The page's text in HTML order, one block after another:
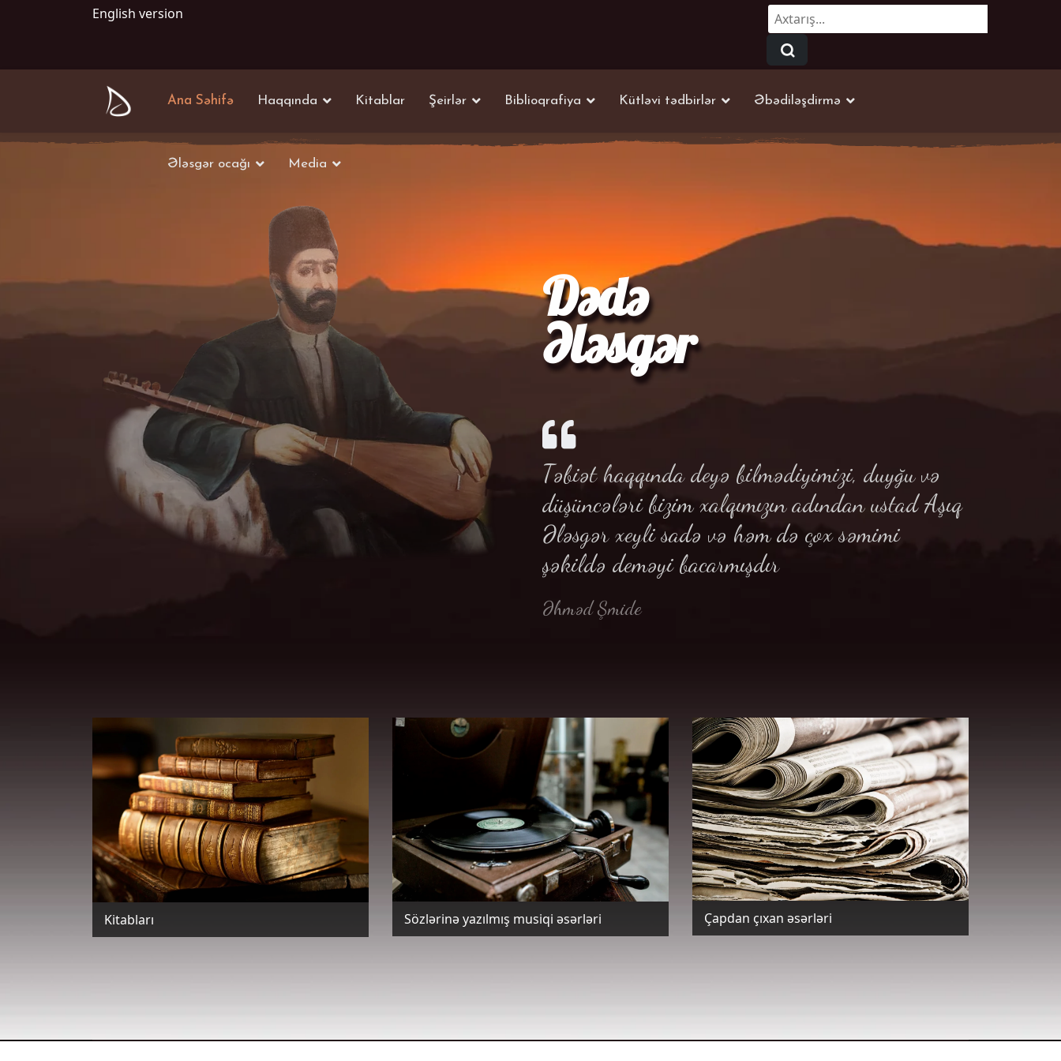
English version Axtarmaq...
Ana Səhifə Haqqında Kitablar Şeirlər Biblioqrafiya Kütləvi tədbirlər Əbədiləşdirmə
Ələsgər ocağı Media
Dədə
Ələsgər
Təbiət haqqında deyə bilmədiyimizi, duyğu və
düşüncələri bizim xalqımızın adından ustad Aşıq
Ələsgər xeyli sadə və həm də çox səmimi
şəkildə deməyi bacarmışdır
Əhməd Şmide
Kitabları Sözlərinə yazılmış musiqi əsərləri Çapdan çıxan əsərləri